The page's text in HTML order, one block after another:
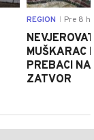
REGION Pre 8 h
MUŠKARAC
PREBACI
ZATVOR